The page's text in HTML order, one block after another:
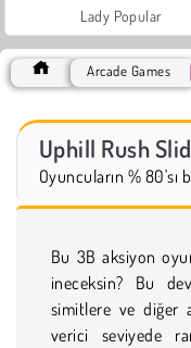
Lady Popular
Arcade Games
Uphill Rush
Oyuncuların % 80'sı
Bu 3B aksiyon
ineceksin? Bu
simitlere ve diğer
verici seviyede